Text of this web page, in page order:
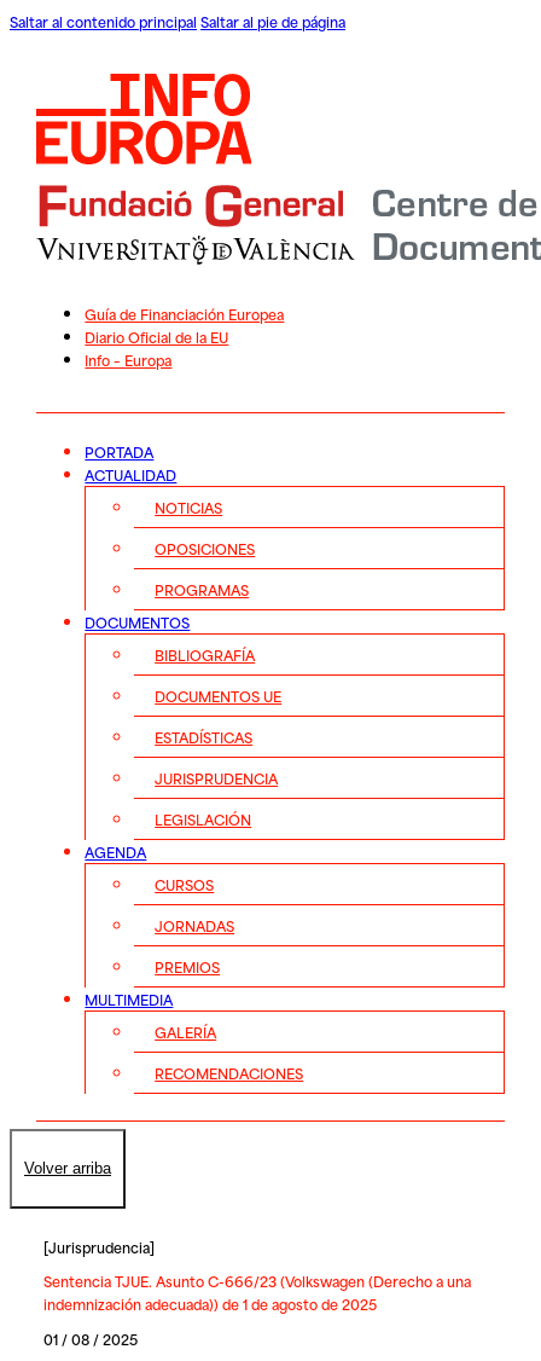
Saltar al contenido principal Saltar al pie de página
Guía de Financiación Europea
Diario Oficial de la EU
Info – Europa
PORTADA
ACTUALIDAD
NOTICIAS
OPOSICIONES
PROGRAMAS
DOCUMENTOS
BIBLIOGRAFÍA
DOCUMENTOS UE
ESTADÍSTICAS
JURISPRUDENCIA
LEGISLACIÓN
AGENDA
CURSOS
JORNADAS
PREMIOS
MULTIMEDIA
GALERÍA
RECOMENDACIONES
Volver arriba
[Jurisprudencia]
Sentencia TJUE. Asunto C-666/23 (Volkswagen (Derecho a una
indemnización adecuada)) de 1 de agosto de 2025
01 / 08 / 2025